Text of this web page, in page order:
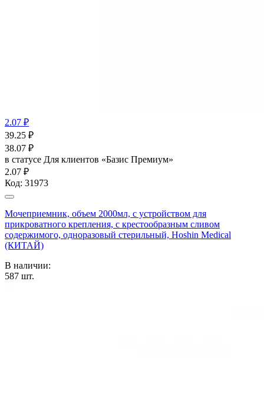
2.07 ₽
39.25 ₽
38.07 ₽
в статусе Для клиентов «Базис Премиум»
2.07 ₽
Код: 31973
Мочеприемник, объем 2000мл, с устройством для
прикроватного крепления, с крестообразным сливом
содержимого, одноразовый стерильный, Hoshin Medical
(КИТАЙ)
В наличии:
587 шт.